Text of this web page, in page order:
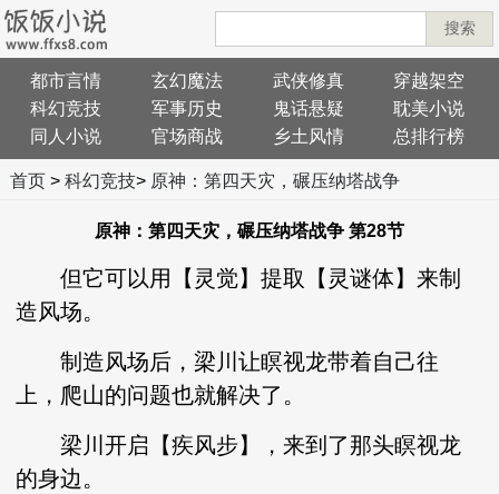
搜索
都市言情 玄幻魔法 武侠修真
穿越架空
科幻竞技
军事历史 鬼话悬疑
耽美小说
同人小说
官场商战 乡土风情 总排行榜
首页> 科幻竞技> 原神：第四天灾，碾压纳塔战争
原神：第四天灾，碾压纳塔战争 第28节
但它可以用【灵觉】提取【灵谜体】来制
造风场。
制造风场后，梁川让瞑视龙带着自己往
上，爬山的问题也就解决了。
梁川开启【疾风步】，来到了那头瞑视龙
的身边。